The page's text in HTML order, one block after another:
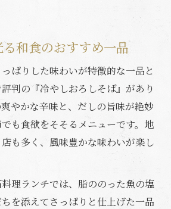
和食のおすすめ一品
ぱりした味わいが特徴的な一品と
判の『冷やしおろしそば』があり
やかな辛味と、だしの旨味が絶妙
も食欲をそそるメニューです。地
も多く、風味豊かな味わいが楽し
理ランチでは、脂ののった魚の塩
を添えてさっぱりと仕上げた一品